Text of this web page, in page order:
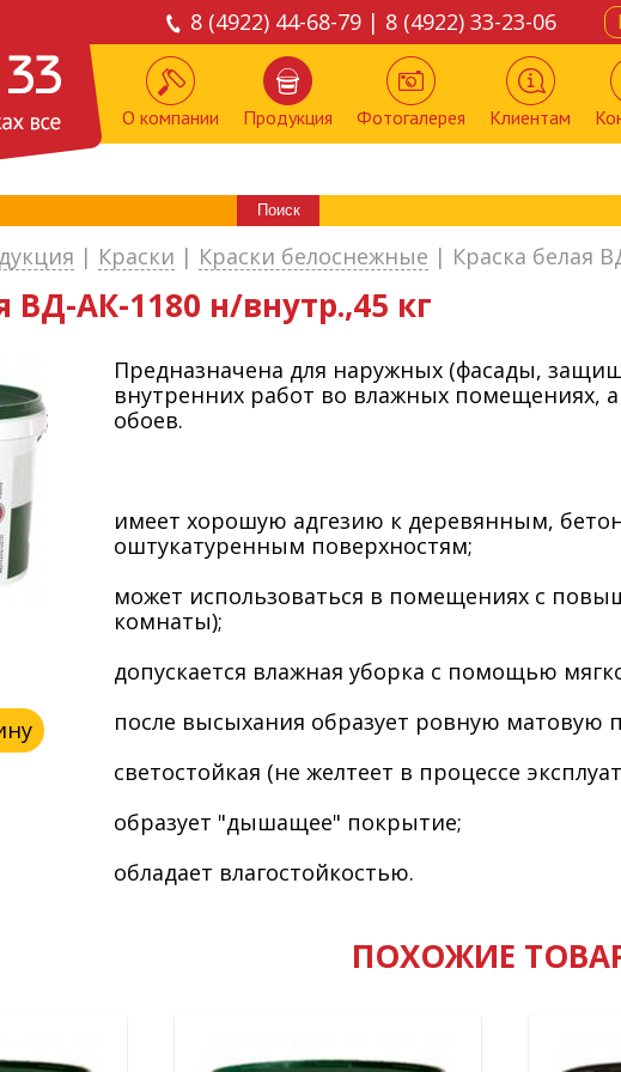
8 (4922) 44-68-79 | 8 (4922) 33-23-06
О компании Продукция Фотогалерея Клиентам
| Краски | Краски белоснежные | Краска белая
ВД-АК-1180 н/внутр.,45 кг
Предназначена для наружных (фасады,
внутренних работ во влажных помещениях,
обоев.
имеет хорошую адгезию к деревянным,
оштукатуренным поверхностям;
может использоваться в помещениях с
комнаты);
допускается влажная уборка с помощью
после высыхания образует ровную матовую
светостойкая (не желтеет в процессе
образует "дышащее" покрытие;
обладает влагостойкостью.
ПОХОЖИЕ